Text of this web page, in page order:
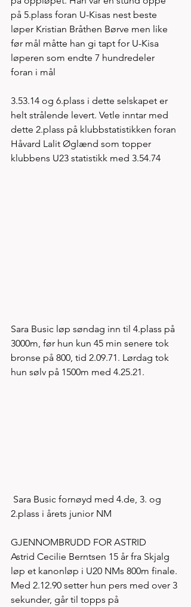
på 5.plass foran U-Kisas nest beste
løper Kristian Bråthen Børve men like
før mål måtte han gi tapt for U-Kisa
løperen som endte 7 hundredeler
foran i mål
3.53.14 og 6.plass i dette selskapet er
helt strålende levert. Vetle inntar med
dette 2.plass på klubbstatistikken foran
Håvard Lalit Øglænd som topper
klubbens U23 statistikk med 3.54.74
Sara Busic løp søndag inn til 4.plass på
3000m, før hun kun 45 min senere tok
bronse på 800, tid 2.09.71. Lørdag tok
hun sølv på 1500m med 4.25.21.
2.plass i årets junior NM
GJENNOMBRUDD FOR ASTRID
Astrid Cecilie Berntsen 15 år fra Skjalg
løp et kanonløp i U20 NMs 800m finale.
Med 2.12.90 setter hun pers med over 3
sekunder, går til topps på